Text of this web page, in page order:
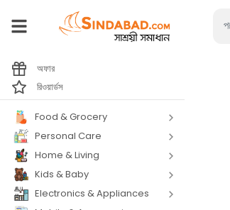
অফার
রিওয়ার্ডস
Food & Grocery
Personal Care
Home & Living
Kids & Baby
Electronics & Appliances